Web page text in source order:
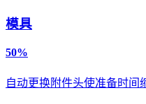
模具
50%
自动更换附件头使准备时间